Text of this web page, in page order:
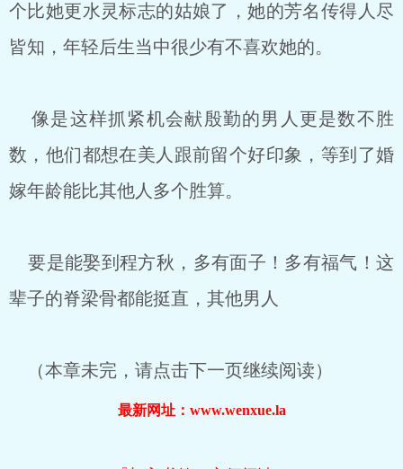
个比她更水灵标志的姑娘了，她的芳名传得人尽
皆知，年轻后生当中很少有不喜欢她的。
像是这样抓紧机会献殷勤的男人更是数不胜
数，他们都想在美人跟前留个好印象，等到了婚
嫁年龄能比其他人多个胜算。
要是能娶到程方秋，多有面子！多有福气！这
辈子的脊梁骨都能挺直，其他男人
（本章未完，请点击下一页继续阅读）
最新网址：www.wenxue.la